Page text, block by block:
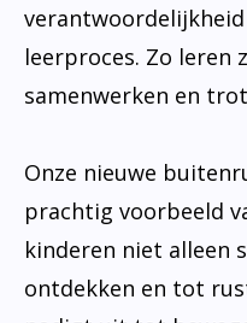
leerproces. Zo leren
samenwerken en
Onze nieuwe
prachtig voorbeeld
kinderen niet alleen
ontdekken en tot